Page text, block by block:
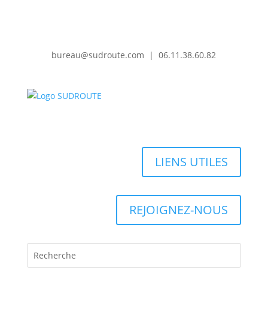
bureau@sudroute.com | 06.11.38.60.82
LIENS UTILES
REJOIGNEZ-NOUS